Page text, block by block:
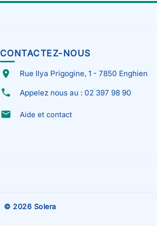
CONTACTEZ-NOUS
place Rue Ilya Prigogine, 1 - 7850 Enghien
phone Appelez nous au : 02 397 98 90
email Aide et contact
© 2026 Solera